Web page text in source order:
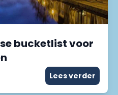
bucketlist voor
Lees verder